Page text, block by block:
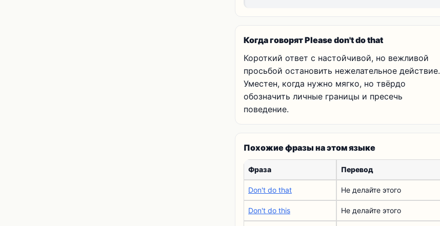
Когда говорят Please don't do that
Короткий ответ с настойчивой, но вежливой
просьбой остановить нежелательное действие.
Уместен, когда нужно мягко, но твёрдо
обозначить личные границы и пресечь
поведение.
Похожие фразы на этом языке
Фраза Перевод
Don't do that Не делайте этого
Don't do this Не делайте этого